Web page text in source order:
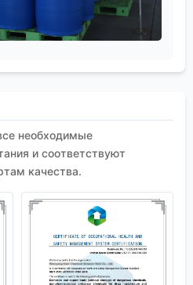
необходимые
и соответствуют
качества.